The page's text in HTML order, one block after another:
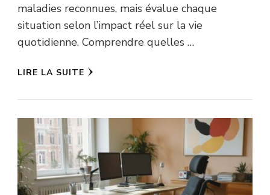
maladies reconnues, mais évalue chaque
situation selon l’impact réel sur la vie
quotidienne. Comprendre quelles …
LIRE LA SUITE